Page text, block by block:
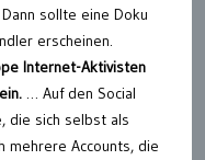
sollte eine Doku
erscheinen.
Internet-Aktivisten
… Auf den Social
die sich selbst als
mehrere Accounts, die